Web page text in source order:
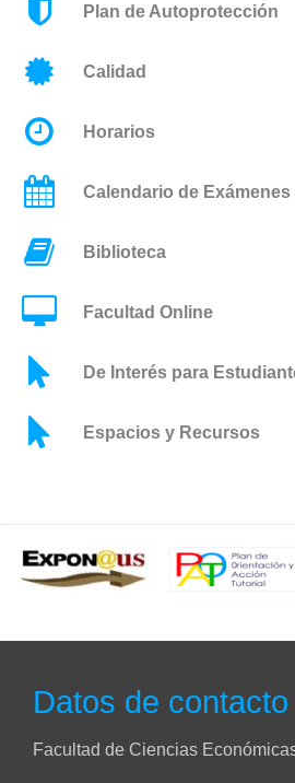
Plan de Autoprotección
Calidad
Horarios
Calendario de Exámenes
Biblioteca
Facultad Online
De Interés para
Espacios y Recursos
Datos de contacto
Facultad de Ciencias